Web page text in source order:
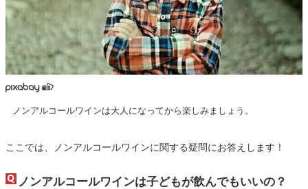
ノンアルコールワインは大人になってから楽しみましょう。
ここでは、ノンアルコールワインに関する疑問にお答えします！
ノンアルコールワインは子どもが飲んでもいいの？